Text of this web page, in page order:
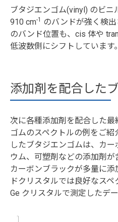
ブタジエンゴム(vinyl) のビニ
910 cm-1
のバンドが強く検
のバンド位置も、cis 体や
低波数側にシフトしています。
添加剤を配合した
次に各種添加剤を配合した
ゴムのスペクトルの例をご
したブタジエンゴムは、カ
ウム、可塑剤などの添加剤が
カーボンブラックが多量に
ドクリスタルでは良好なスペ
Ge クリスタルで測定したデー